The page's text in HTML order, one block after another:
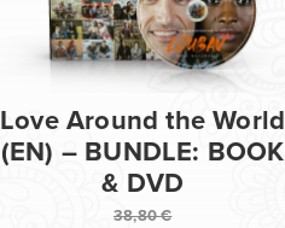
Love Around the World
(EN) – BUNDLE: BOOK
& DVD
38,80€